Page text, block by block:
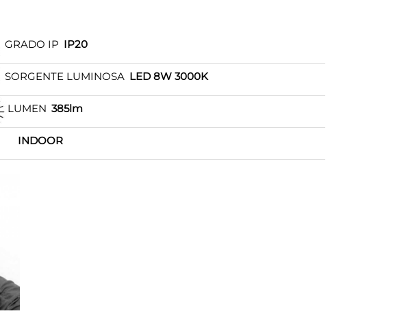
GRADO IP IP20
SORGENTE LUMINOSA LED 8W 3000K
LUMEN 385lm
INDOOR